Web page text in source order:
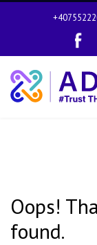
Oops!
found.